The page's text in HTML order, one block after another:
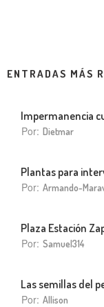
ENTRADAS MÁS
Impermanencia
Por: Dietmar
Plantas para
Por: Armando-
Plaza Estación
Por: Samuel314
Las semillas del
Por: Allison